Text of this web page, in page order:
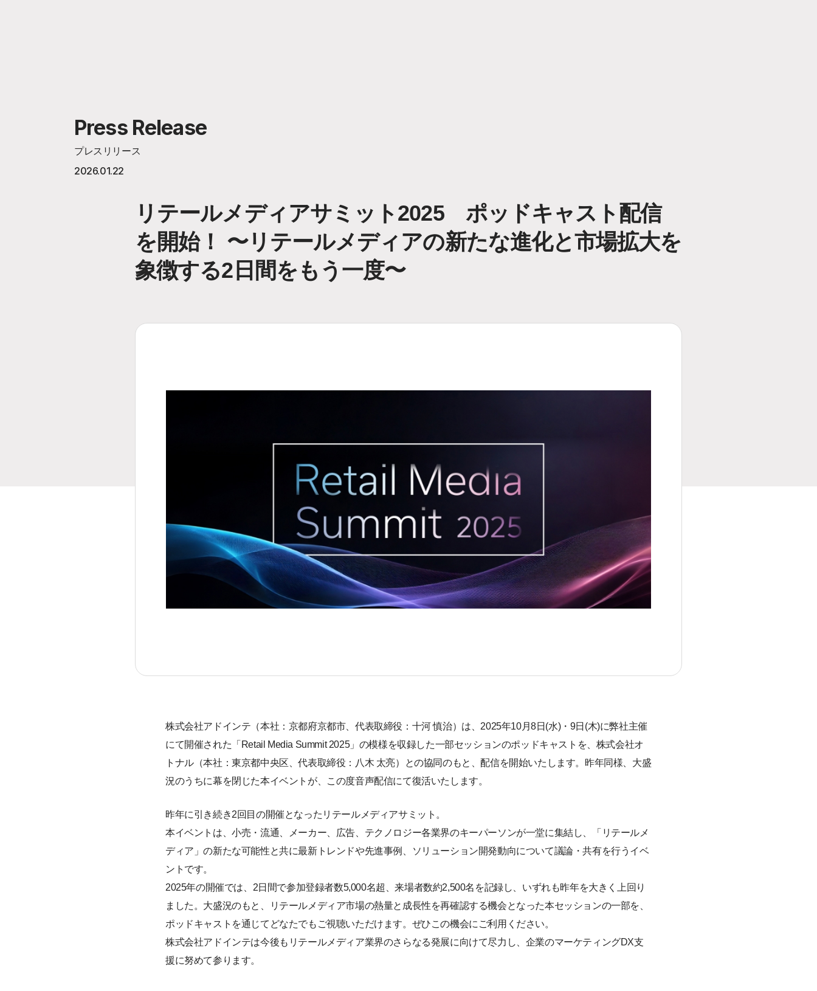
Press Release
プレスリリース
2026.01.22
リテールメディアサミット2025 ポッドキャスト配信
を開始！ 〜リテールメディアの新たな進化と市場拡大を
象徴する2日間をもう一度〜
株式会社アドインテ（本社：京都府京都市、代表取締役：十河 慎治）は、2025年10月8日(水)・9日(木)に弊社主催
にて開催された「Retail Media Summit 2025」の模様を収録した一部セッションのポッドキャストを、株式会社オ
トナル（本社：東京都中央区、代表取締役：八木 太亮）との協同のもと、配信を開始いたします。昨年同様、大盛
況のうちに幕を閉じた本イベントが、この度音声配信にて復活いたします。
昨年に引き続き2回目の開催となったリテールメディアサミット。
本イベントは、小売・流通、メーカー、広告、テクノロジー各業界のキーパーソンが一堂に集結し、「リテールメ
ディア」の新たな可能性と共に最新トレンドや先進事例、ソリューション開発動向について議論・共有を行うイベ
ントです。
2025年の開催では、2日間で参加登録者数5,000名超、来場者数約2,500名を記録し、いずれも昨年を大きく上回り
ました。大盛況のもと、リテールメディア市場の熱量と成長性を再確認する機会となった本セッションの一部を、
ポッドキャストを通じてどなたでもご視聴いただけます。ぜひこの機会にご利用ください。
株式会社アドインテは今後もリテールメディア業界のさらなる発展に向けて尽力し、企業のマーケティングDX支
援に努めて参ります。